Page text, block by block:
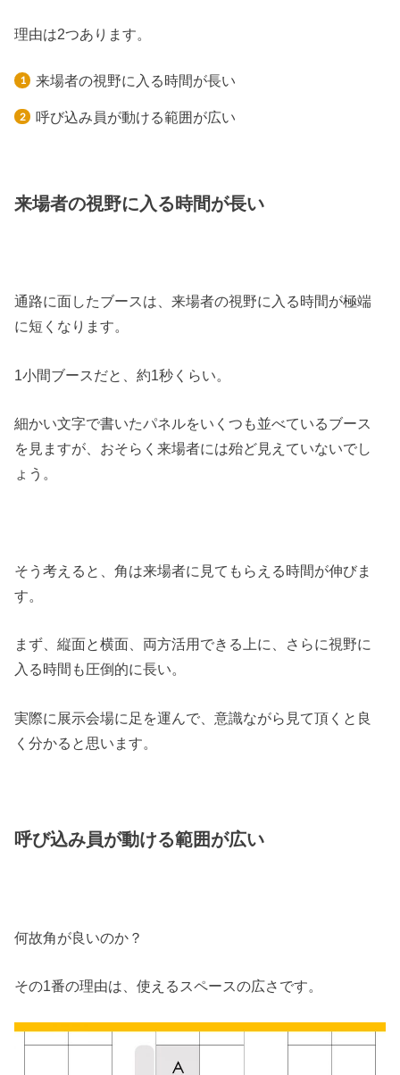
理由は2つあります。
来場者の視野に入る時間が長い
呼び込み員が動ける範囲が広い
来場者の視野に入る時間が長い
通路に面したブースは、来場者の視野に入る時間が極端
に短くなります。
1小間ブースだと、約1秒くらい。
細かい文字で書いたパネルをいくつも並べているブース
を見ますが、おそらく来場者には殆ど見えていないでし
ょう。
そう考えると、角は来場者に見てもらえる時間が伸びま
す。
まず、縦面と横面、両方活用できる上に、さらに視野に
入る時間も圧倒的に長い。
実際に展示会場に足を運んで、意識ながら見て頂くと良
く分かると思います。
呼び込み員が動ける範囲が広い
何故角が良いのか？
その1番の理由は、使えるスペースの広さです。